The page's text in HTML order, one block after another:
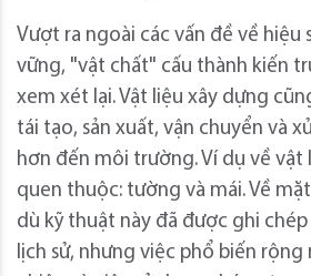
Vượt ra ngoài các vấn đề về hiệu
vững, "vật chất" cấu thành kiến
xem xét lại. Vật liệu xây dựng
tái tạo, sản xuất, vận chuyển và
hơn đến môi trường. Ví dụ về vật
quen thuộc: tường và mái. Về
dù kỹ thuật này đã được ghi
lịch sử, nhưng việc phổ biến rộng